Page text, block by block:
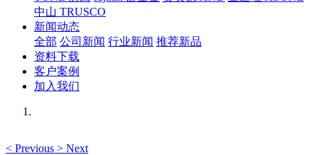
中山 TRUSCO
新闻动态
全部 公司新闻 行业新闻 推荐新品
资料下载
客户案例
加入我们
< Previous > Next